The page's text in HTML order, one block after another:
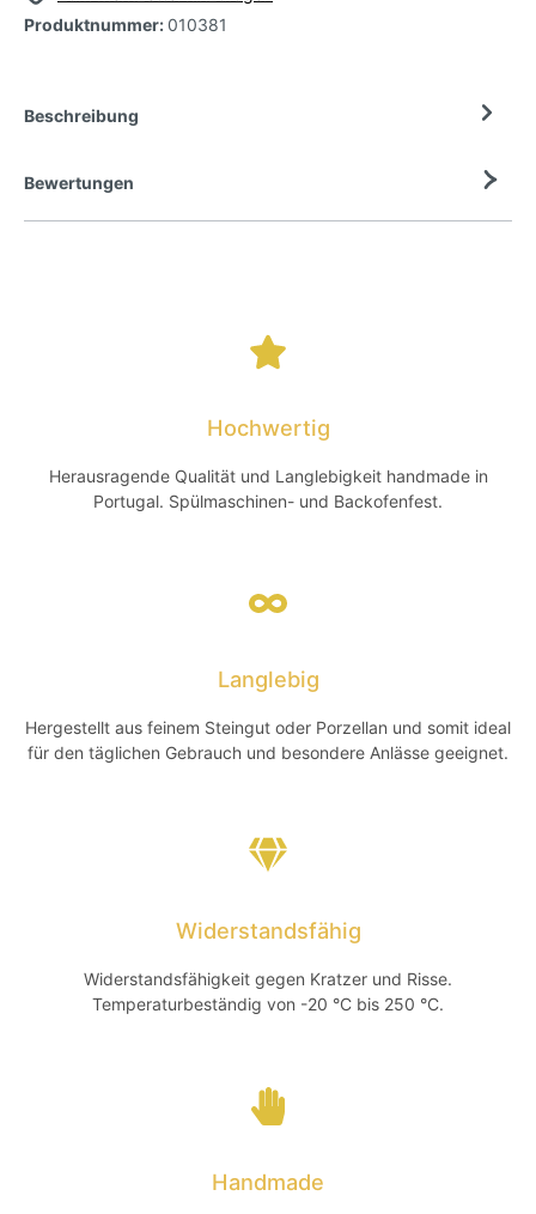
Produktnummer: 010381
Beschreibung
Bewertungen
Hochwertig
Herausragende Qualität und Langlebigkeit handmade in
Portugal. Spülmaschinen- und Backofenfest.
Langlebig
Hergestellt aus feinem Steingut oder Porzellan und somit ideal
für den täglichen Gebrauch und besondere Anlässe geeignet.
Widerstandsfähig
Widerstandsfähigkeit gegen Kratzer und Risse.
Temperaturbeständig von -20 °C bis 250 °C.
Handmade